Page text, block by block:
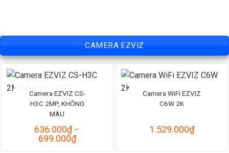
CAMERA EZVIZ
Camera EZVIZ CS-
H3C 2MP, KHÔNG
MÀU
636.000₫–
699.000₫Khoảng
giá:
Camera WiFi EZVIZ
C6W 2K
1.529.000₫